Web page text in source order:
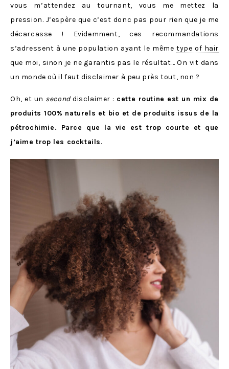
vous m’attendez au tournant, vous me mettez la
pression. J’espère que c’est donc pas pour rien que je me
décarcasse ! Evidemment, ces recommandations
s’adressent à une population ayant le mêmetype of hair
que moi, sinon je ne garantis pas le résultat… On vit dans
un monde où il faut disclaimer à peu près tout, non ?
Oh, et un seconddisclaimer : cette routine est un mix de
produits 100% naturels et bio et de produits issus de la
pétrochimie. Parce que la vie est trop courte et que
j’aime trop les cocktails.